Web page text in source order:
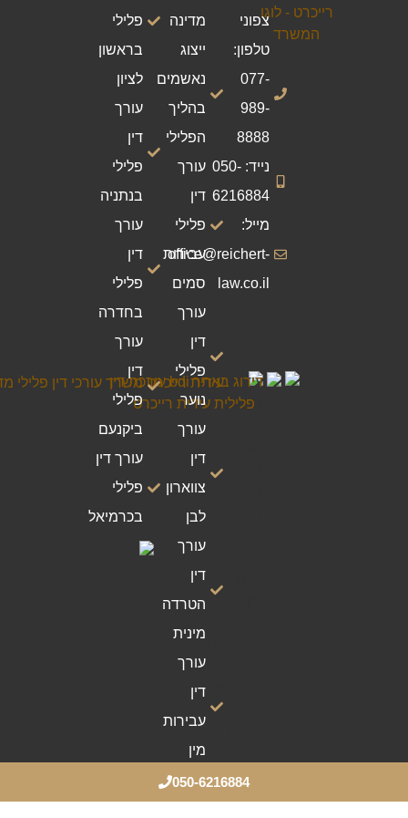
צפוני
טלפון:
077-
989-
8888
נייד: 050-
6216884
מייל:
office@reichert-
law.co.il
מדינה
ייצוג
נאשמים
בהליך
הפלילי
עורך
דין
פלילי
עבירות
סמים
עורך
דין
פלילי
נוער
עורך
דין
צווארון
לבן
עורך
דין
הטרדה
מינית
עורך
דין
עבירות
מין
פלילי
בראשון
לציון
עורך
דין
פלילי
בנתניה
עורך
דין
פלילי
בחדרה
עורך
דין
פלילי
ביקנעם
עורך דין
פלילי
בכרמיאל
050-6216884